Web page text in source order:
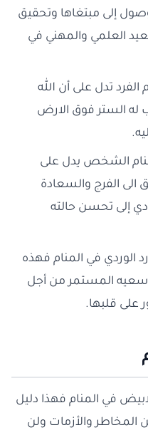
إلى مبتغاها وتحقيق
العلمي والمهني في
تدل على أن الله
الستر فوق الارض
منام الشخص يدل على
الى الفرج والسعادة
إلى تحسن حالته
الوردي في المنام فهذه
المستمر من أجل
على قلبها.
في المنام فهذا دليل
والأزمات ولن